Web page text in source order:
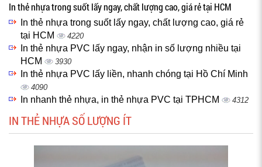
In thẻ nhựa trong suốt lấy ngay, chất lượng cao, giá rẻ tại HCM
In thẻ nhựa trong suốt lấy ngay, chất lượng cao, giá rẻ
tại HCM
4220
In thẻ nhựa PVC lấy ngay, nhận in số lượng nhiều tại
HCM
3930
In thẻ nhựa PVC lấy liền, nhanh chóng tại Hồ Chí Minh
4090
In nhanh thẻ nhựa, in thẻ nhựa PVC tại TPHCM 4312
IN THẺ NHỰA SỐ LƯỢNG ÍT